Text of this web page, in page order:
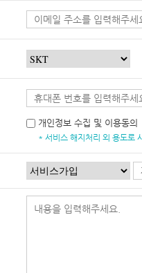
개인정보 수집 및 이용동의
* 서비스 해지처리 외 용도로